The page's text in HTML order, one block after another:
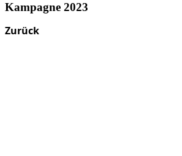
Kampagne 2023
Zurück